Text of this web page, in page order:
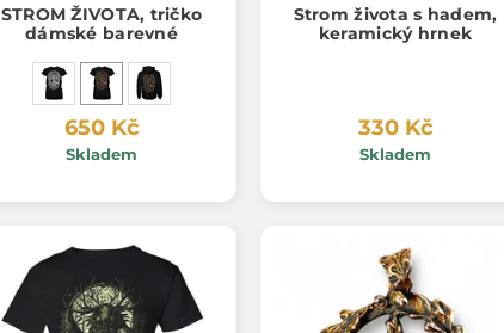
STROM ŽIVOTA, tričko
dámské barevné
650 Kč
Skladem
Strom života s hadem,
keramický hrnek
330 Kč
Skladem